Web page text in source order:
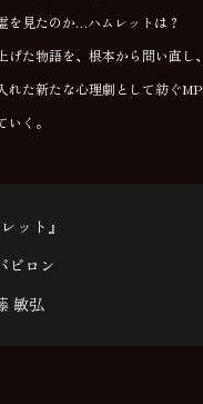
を見たのか…ハムレットは？
げた物語を、根本から問い直し
れた新たな心理劇として紡ぐ
く。
ット』
ビロン
敏弘